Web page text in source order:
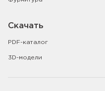
Скачать
PDF-каталог
3D-модели